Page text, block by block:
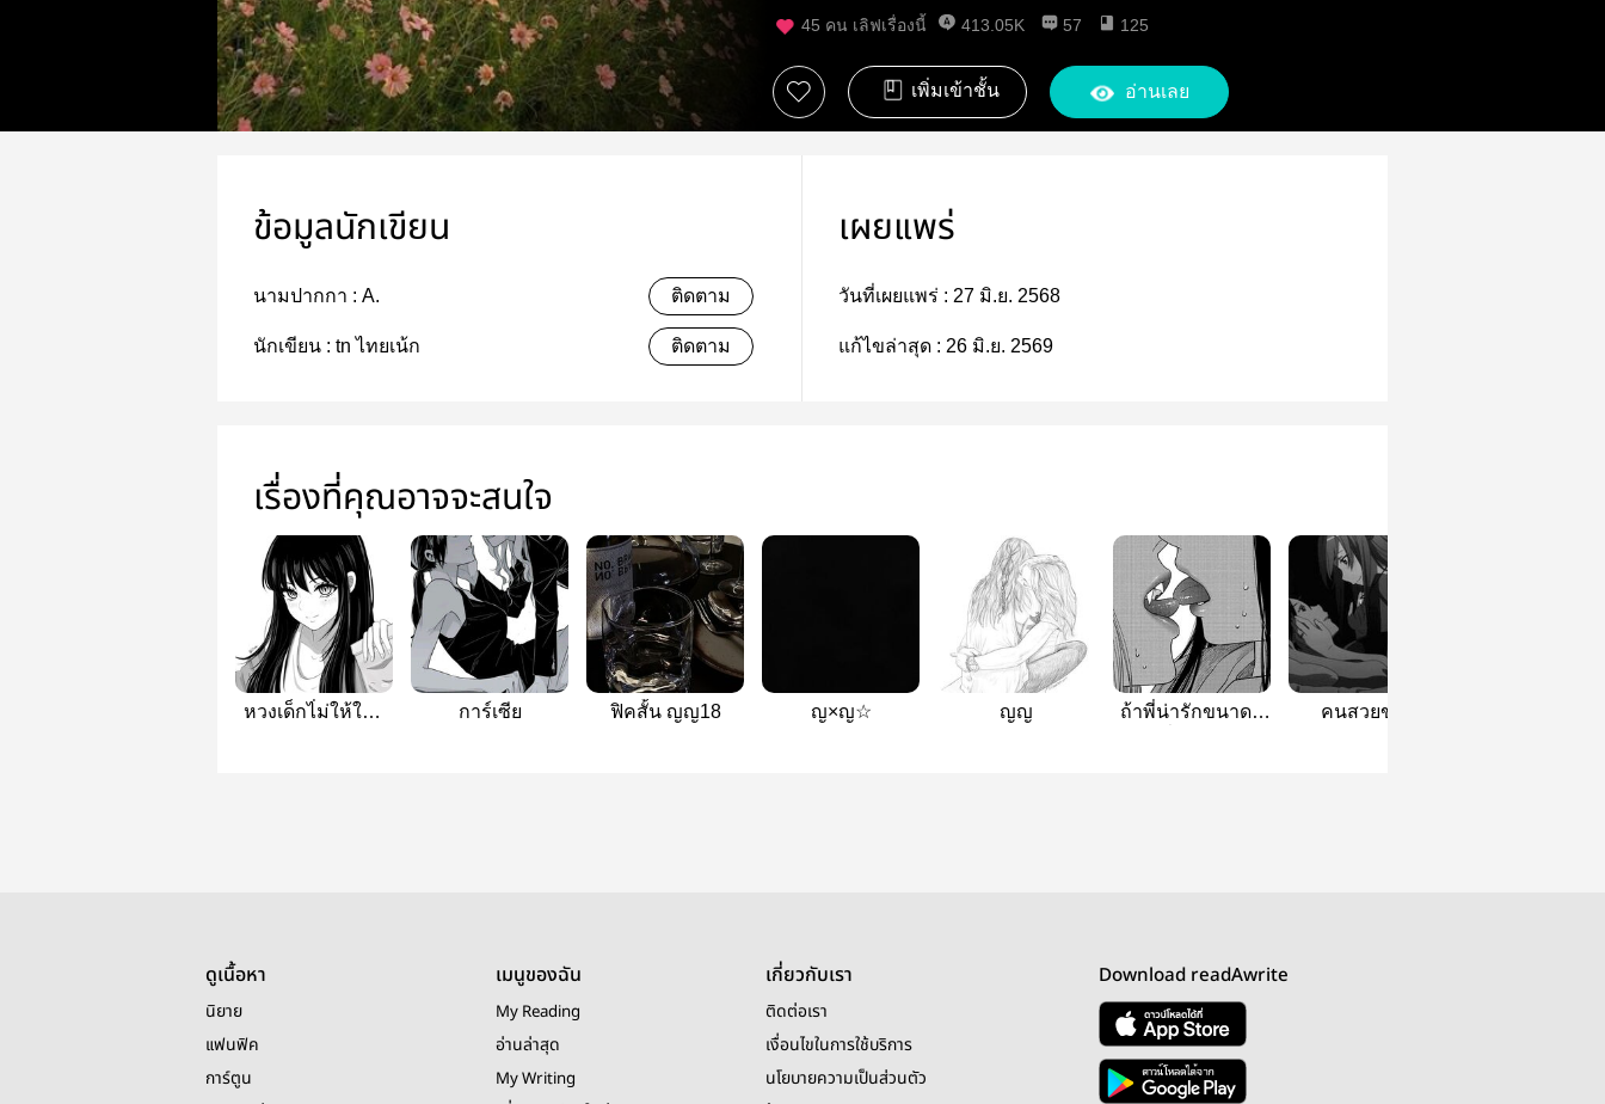
45 คน เลิฟเรื่องนี้ 413.05K 57 125
เพิ่มเข้าชั้น อ่านเลย
ข้อมูลนักเขียน
นามปากกา : A. ติดตาม
นักเขียน : tn ไทยเน้ก ติดตาม
เผยแพร่
วันที่เผยแพร่ : 27 มิ.ย. 2568
แก้ไขล่าสุด : 26 มิ.ย. 2569
เรื่องที่คุณอาจจะสนใจ
หวงเด็กไ่ม่ให้ใคร
การ์เซีย ฟิคสั้น ญญ18 ญ×ญ☆ ญญ
ถ้าพี่น่ารักขนาดนี้
คนสวยขา:)
ดูเนื้อหา
นิยาย
แฟนฟิค
การ์ตูน
เมนูของฉัน
My Reading
อ่านล่าสุด
My Writing
เกี่ยวกับเรา
ติดต่อเรา
เงื่อนไขในการใช้บริการ
นโยบายความเป็นส่วนตัว
Download readAwrite